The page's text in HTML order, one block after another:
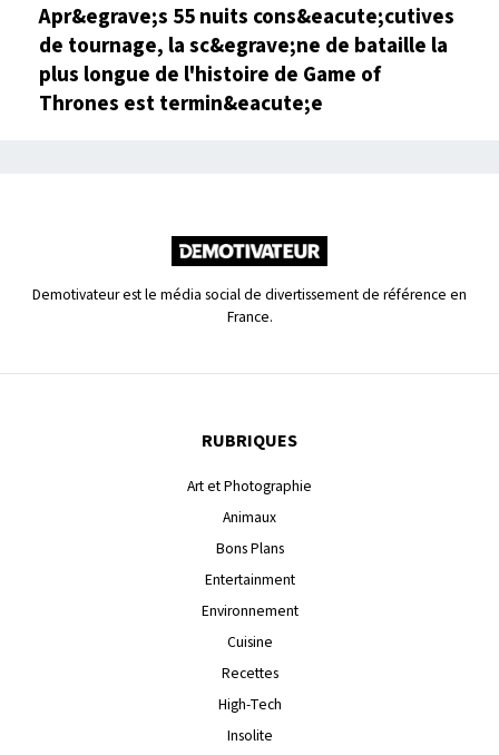
Apr&egrave;s 55 nuits cons&eacute;cutives
de tournage, la sc&egrave;ne de bataille la
plus longue de l'histoire de Game of
Thrones est termin&eacute;e
Demotivateur est le média social de divertissement de référence en
France.
RUBRIQUES
Art et Photographie
Animaux
Bons Plans
Entertainment
Environnement
Cuisine
Recettes
High-Tech
Insolite